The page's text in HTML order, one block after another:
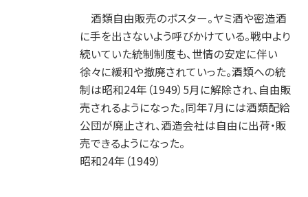
酒類自由販売のポスター。ヤミ酒や密造酒
に手を出さないよう呼びかけている。戦中より
続いていた統制制度も、世情の安定に伴い
徐々に緩和や撤廃されていった。酒類への統
制は昭和24年（1949）5月に解除され、自由販
売されるようになった。同年7月には酒類配給
公団が廃止され、酒造会社は自由に出荷・販
売できるようになった。
昭和24年（1949）